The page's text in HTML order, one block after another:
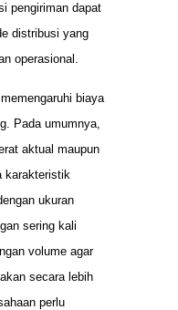
pengiriman dapat
distribusi yang
operasional.
biaya
Pada umumnya,
aktual maupun
karakteristik
ukuran
sering kali
volume agar
secara lebih
perlu